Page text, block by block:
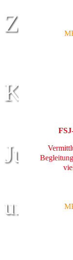
Kinder
Jugend
und